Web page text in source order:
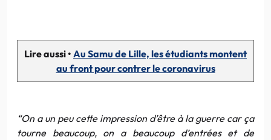
Lire aussi • Au Samu de Lille, les étudiants montent
au front pour contrer le coronavirus
“On a un peu cette impression d’être à la guerre car ça
tourne beaucoup, on a beaucoup d’entrées et de